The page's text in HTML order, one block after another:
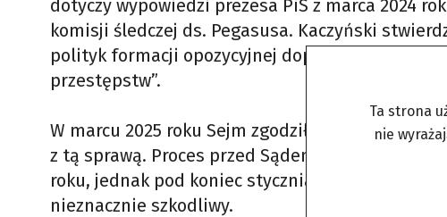
dotyczy wypowiedzi prezesa PiS z marca 2024
komisji śledczej ds. Pegasusa. Kaczyński
polityk formacji opozycyjnej dopuszcza się
przestępstw”.
W marcu 2025 roku Sejm zgodził się na
z tą sprawą. Proces przed Sądem Rejonowym
roku, jednak pod koniec stycznia został
nieznacznie szkodliwy.
Ta strona
nie